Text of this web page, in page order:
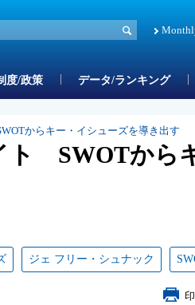
度/政策 データ/ランキング
からキー・イシューズを導き出す
ト SWOTから
ジェ フリー・シュナック